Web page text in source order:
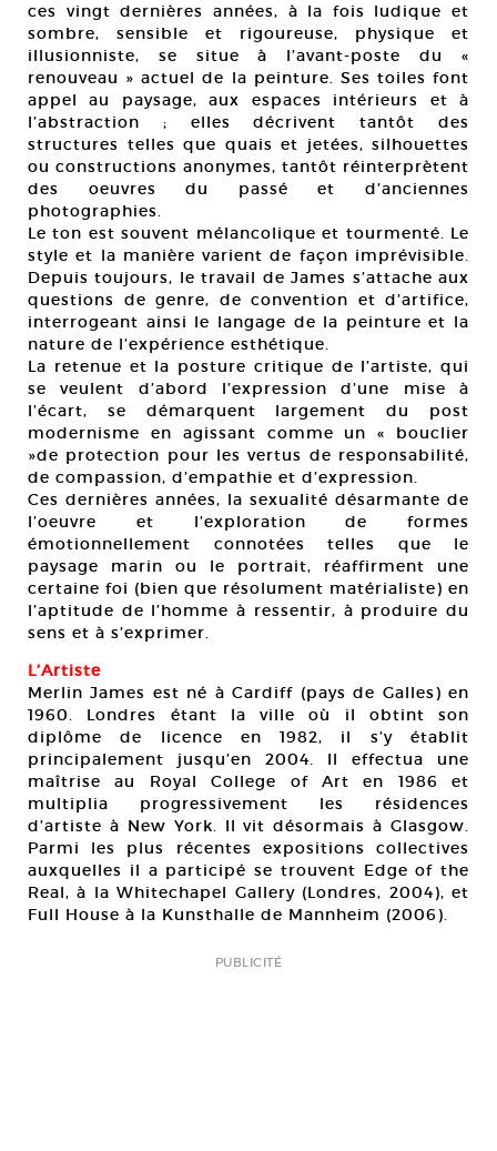
ces vingt dernières années, à la fois ludique et
sombre, sensible et rigoureuse, physique et
illusionniste, se situe à l’avant-poste du «
renouveau » actuel de la peinture. Ses toiles font
appel au paysage, aux espaces intérieurs et à
l’abstraction ; elles décrivent tantôt des
structures telles que quais et jetées, silhouettes
ou constructions anonymes, tantôt réinterprètent
des oeuvres du passé et d’anciennes
photographies.
Le ton est souvent mélancolique et tourmenté. Le
style et la manière varient de façon imprévisible.
Depuis toujours, le travail de James s’attache aux
questions de genre, de convention et d’artifice,
interrogeant ainsi le langage de la peinture et la
nature de l’expérience esthétique.
La retenue et la posture critique de l’artiste, qui
se veulent d’abord l’expression d’une mise à
l’écart, se démarquent largement du post
modernisme en agissant comme un « bouclier
»de protection pour les vertus de responsabilité,
de compassion, d’empathie et d’expression.
Ces dernières années, la sexualité désarmante de
l’oeuvre et l’exploration de formes
émotionnellement connotées telles que le
paysage marin ou le portrait, réaffirment une
certaine foi (bien que résolument matérialiste) en
l’aptitude de l’homme à ressentir, à produire du
sens et à s’exprimer.
L’Artiste
Merlin James est né à Cardiff (pays de Galles) en
1960. Londres étant la ville où il obtint son
diplôme de licence en 1982, il s’y établit
principalement jusqu’en 2004. Il effectua une
maîtrise au Royal College of Art en 1986 et
multiplia progressivement les résidences
d’artiste à New York. Il vit désormais à Glasgow.
Parmi les plus récentes expositions collectives
auxquelles il a participé se trouvent Edge of the
Real, à la Whitechapel Gallery (Londres, 2004), et
Full House à la Kunsthalle de Mannheim (2006).
PUBLICITÉ